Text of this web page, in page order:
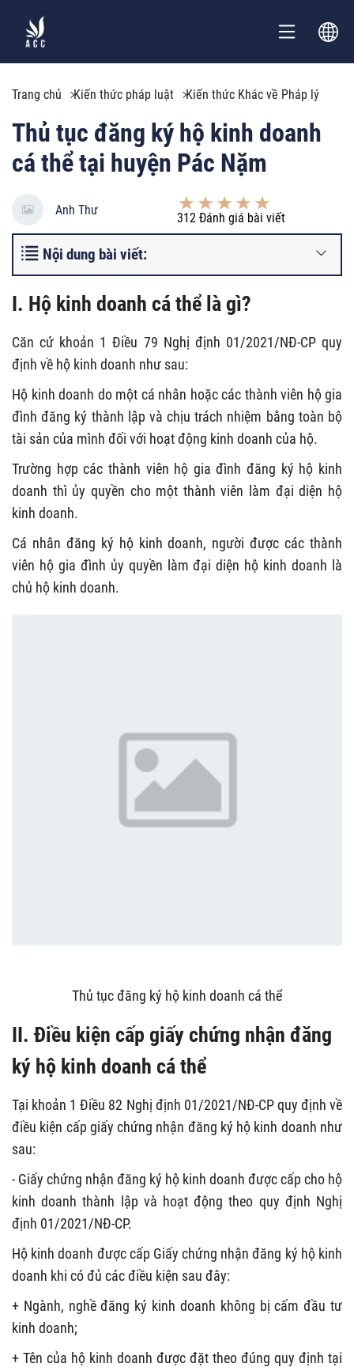
Trang chủ Kiến thức pháp luật Kiến thức Khác về Pháp lý
Thủ tục đăng ký hộ kinh doanh
cá thể tại huyện Pác Nặm
Anh Thư
312 Đánh giá bài viết
Nội dung bài viết:
I. Hộ kinh doanh cá thể là gì?
Căn cứ khoản 1 Điều 79 Nghị định 01/2021/NĐ-CP quy
định về hộ kinh doanh như sau:
Hộ kinh doanh do một cá nhân hoặc các thành viên hộ gia
đình đăng ký thành lập và chịu trách nhiệm bằng toàn bộ
tài sản của mình đối với hoạt động kinh doanh của hộ.
Trường hợp các thành viên hộ gia đình đăng ký hộ kinh
doanh thì ủy quyền cho một thành viên làm đại diện hộ
kinh doanh.
Cá nhân đăng ký hộ kinh doanh, người được các thành
viên hộ gia đình ủy quyền làm đại diện hộ kinh doanh là
chủ hộ kinh doanh.
Thủ tục đăng ký hộ kinh doanh cá thể
II. Điều kiện cấp giấy chứng nhận đăng
ký hộ kinh doanh cá thể
Tại khoản 1 Điều 82 Nghị định 01/2021/NĐ-CP quy định về
điều kiện cấp giấy chứng nhận đăng ký hộ kinh doanh như
sau:
- Giấy chứng nhận đăng ký hộ kinh doanh được cấp cho hộ
kinh doanh thành lập và hoạt động theo quy định Nghị
định 01/2021/NĐ-CP.
Hộ kinh doanh được cấp Giấy chứng nhận đăng ký hộ kinh
doanh khi có đủ các điều kiện sau đây:
+ Ngành, nghề đăng ký kinh doanh không bị cấm đầu tư
kinh doanh;
+ Tên của hộ kinh doanh được đặt theo đúng quy định tại